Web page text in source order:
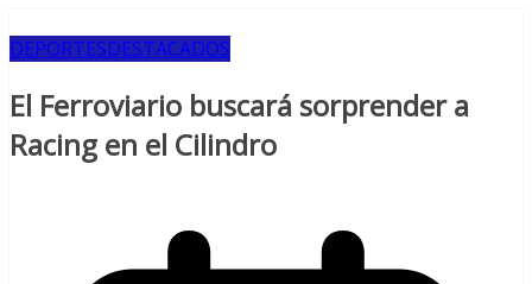
DEPORTESDESTACADOS
El Ferroviario buscará sorprender a
Racing en el Cilindro